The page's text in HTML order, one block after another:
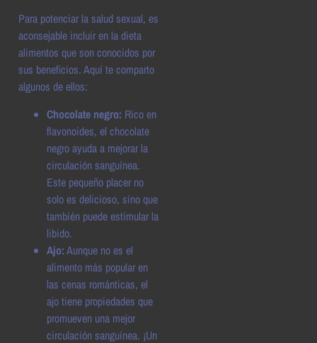
Para potenciar la salud sexual, es
aconsejable incluir en la dieta
alimentos que son conocidos por
sus beneficios. Aquí te comparto
algunos de ellos:
Chocolate negro: Rico en
flavonoides, el chocolate
negro ayuda a mejorar la
circulación sanguínea.
Este pequeño placer no
solo es delicioso, sino que
también puede estimular la
libido.
Ajo:Aunque no es el
alimento más popular en
las cenas románticas, el
ajo tiene propiedades que
promueven una mejor
circulación sanguínea. ¡Un